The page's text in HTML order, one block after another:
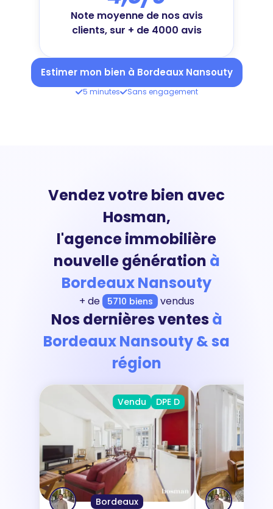
Note moyenne de nos avis
clients, sur + de 4000 avis
Estimer mon bien à Bordeaux Nansouty
5 minutes Sans engagement
Vendez votre bien avec
Hosman,
l'agence immobilière
nouvelle génération à
Bordeaux Nansouty
+ de 5710 biens vendus
Nos dernières ventesà
Bordeaux Nansouty & sa
région
Bordeaux
Vendu DPE D